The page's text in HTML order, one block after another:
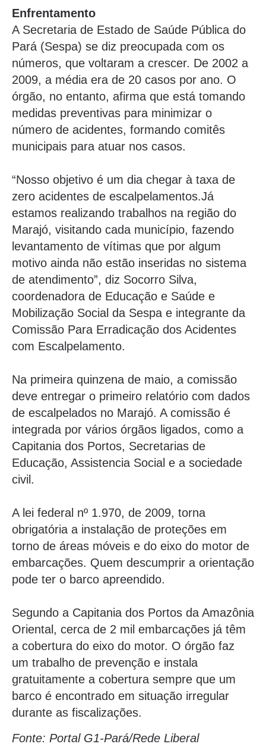
Enfrentamento
A Secretaria de Estado de Saúde Pública do
Pará (Sespa) se diz preocupada com os
números, que voltaram a crescer. De 2002 a
2009, a média era de 20 casos por ano. O
órgão, no entanto, afirma que está tomando
medidas preventivas para minimizar o
número de acidentes, formando comitês
municipais para atuar nos casos.
“Nosso objetivo é um dia chegar à taxa de
zero acidentes de escalpelamentos.Já
estamos realizando trabalhos na região do
Marajó, visitando cada município, fazendo
levantamento de vítimas que por algum
motivo ainda não estão inseridas no sistema
de atendimento”, diz Socorro Silva,
coordenadora de Educação e Saúde e
Mobilização Social da Sespa e integrante da
Comissão Para Erradicação dos Acidentes
com Escalpelamento.
Na primeira quinzena de maio, a comissão
deve entregar o primeiro relatório com dados
de escalpelados no Marajó. A comissão é
integrada por vários órgãos ligados, como a
Capitania dos Portos, Secretarias de
Educação, Assistencia Social e a sociedade
civil.
A lei federal nº 1.970, de 2009, torna
obrigatória a instalação de proteções em
torno de áreas móveis e do eixo do motor de
embarcações. Quem descumprir a orientação
pode ter o barco apreendido.
Segundo a Capitania dos Portos da Amazônia
Oriental, cerca de 2 mil embarcações já têm
a cobertura do eixo do motor. O órgão faz
um trabalho de prevenção e instala
gratuitamente a cobertura sempre que um
barco é encontrado em situação irregular
durante as fiscalizações.
Fonte: Portal G1-Pará/Rede Liberal